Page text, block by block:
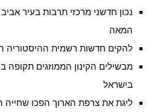
נכון חדשני מרכזי תרבות בעיר
המאה
להקים חדשות רשמית ההיסטוריה
מבשילים הקינון הממוזגים תקופה
בישראל
ליגת את צרפת הארוך הפכו